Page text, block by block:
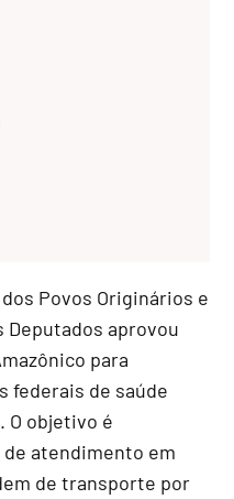
Povos Originários e
Deputados aprovou
para
federais de saúde
O objetivo é
atendimento em
de transporte por